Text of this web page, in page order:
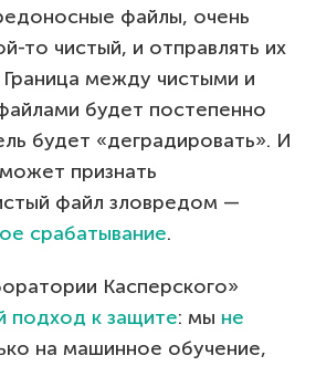
файлы, очень
то чистый, и отправлять их
между чистыми и
будет постепенно
будет «деградировать». И
признать
файл зловредом —
срабатывание.
Касперского»
подход к защите: мы не
на машинное обучение,